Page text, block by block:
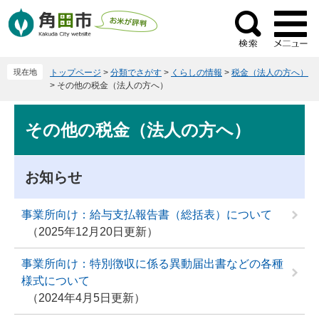
ー
ニ
検
索
現在地 トップページ > 分類でさがす > くらしの情報 > 税金（法人の方へ）
> その他の税金（法人の方へ）
その他の税金（法人の方へ）
お知らせ
事業所向け：給与支払報告書（総括表）について
2025年12月20日更新
事業所向け：特別徴収に係る異動届出書などの各種
様式について
2024年4月5日更新